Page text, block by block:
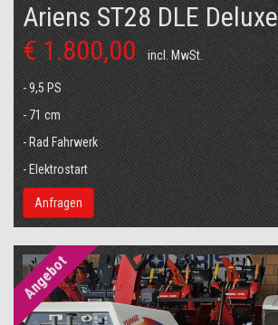
Ariens ST28 DLE Deluxe
€ 1.800,00
incl. MwSt.
- 9,5 PS
- 71 cm
- Rad Fahrwerk
- Elektrostart
Anfragen
Angebot